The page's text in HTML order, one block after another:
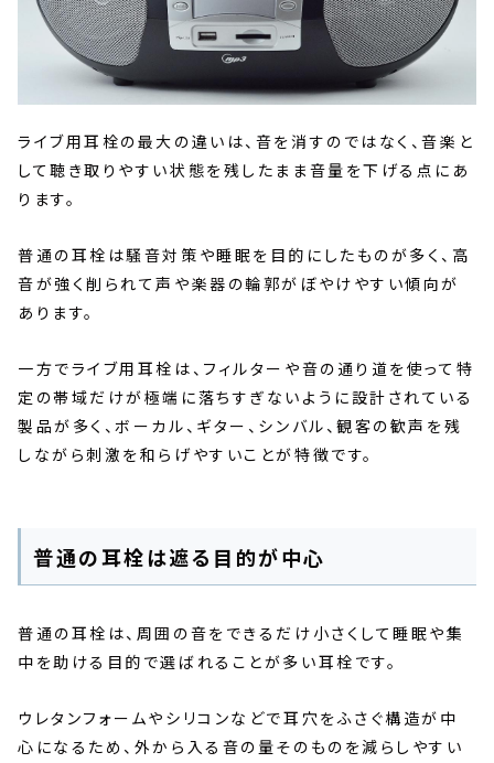
ライブ用耳栓の最大の違いは、音を消すのではなく、音楽と
して聴き取りやすい状態を残したまま音量を下げる点にあ
ります。
普通の耳栓は騒音対策や睡眠を目的にしたものが多く、高
音が強く削られて声や楽器の輪郭がぼやけやすい傾向が
あります。
一方でライブ用耳栓は、フィルターや音の通り道を使って特
定の帯域だけが極端に落ちすぎないように設計されている
製品が多く、ボーカル、ギター、シンバル、観客の歓声を残
しながら刺激を和らげやすいことが特徴です。
普通の耳栓は遮る目的が中心
普通の耳栓は、周囲の音をできるだけ小さくして睡眠や集
中を助ける目的で選ばれることが多い耳栓です。
ウレタンフォームやシリコンなどで耳穴をふさぐ構造が中
心になるため、外から入る音の量そのものを減らしやすい